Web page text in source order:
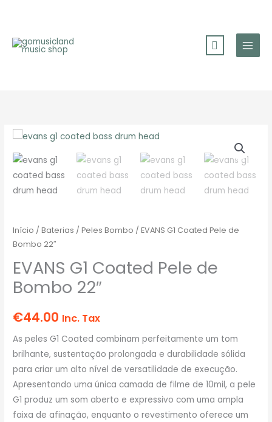
content
Início /Baterias /Peles Bombo / EVANS G1 Coated Pele de
Bombo 22″
EVANS G1 Coated Pele de
Bombo 22″
€44.00 Inc. Tax
As peles G1 Coated combinam perfeitamente um tom
brilhante, sustentação prolongada e durabilidade sólida
para criar um alto nível de versatilidade de execução.
Apresentando uma única camada de filme de 10mil, a pele
G1 produz um som aberto e expressivo com uma ampla
faixa de afinação, enquanto o revestimento oferece um